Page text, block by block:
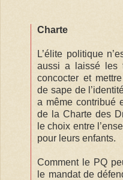
Charte
L’élite politique
aussi a laissé les
concocter et
de sape de
a même contribué
de la Charte des
le choix entre
pour leurs enfants.
Comment le PQ
le mandat de